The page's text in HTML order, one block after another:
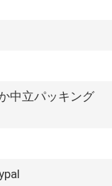
中立パッキング